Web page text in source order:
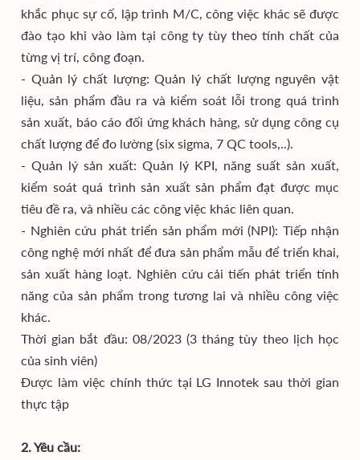
khắc phục sự cố, lập trình M/C, công việc khác sẽ được
đào tạo khi vào làm tại công ty tùy theo tính chất của
từng vị trí, công đoạn.
- Quản lý chất lượng: Quản lý chất lượng nguyên vật
liệu, sản phẩm đầu ra và kiểm soát lỗi trong quá trình
sản xuất, báo cáo đối ứng khách hàng, sử dụng công cụ
chất lượng để đo lường (six sigma, 7 QC tools,..).
- Quản lý sản xuất: Quản lý KPI, năng suất sản xuất,
kiểm soát quá trình sản xuất sản phẩm đạt được mục
tiêu đề ra, và nhiều các công việc khác liên quan.
- Nghiên cứu phát triển sản phẩm mới (NPI): Tiếp nhận
công nghệ mới nhất để đưa sản phẩm mẫu để triển khai,
sản xuất hàng loạt. Nghiên cứu cải tiến phát triển tính
năng của sản phẩm trong tương lai và nhiều công việc
khác.
Thời gian bắt đầu: 08/2023 (3 tháng tùy theo lịch học
của sinh viên)
Được làm việc chính thức tại LG Innotek sau thời gian
thực tập
2. Yêu cầu: